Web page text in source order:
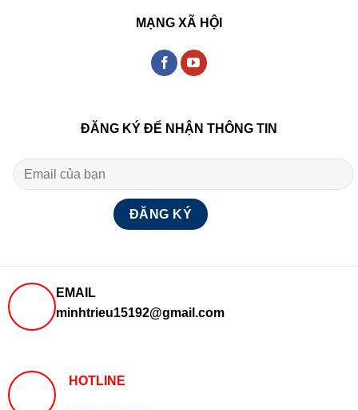
MẠNG XÃ HỘI
ĐĂNG KÝ ĐỂ NHẬN THÔNG TIN
EMAIL
minhtrieu15192@gmail.com
HOTLINE